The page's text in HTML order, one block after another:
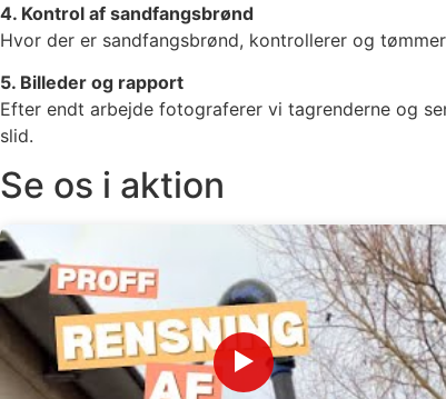
4. Kontrol af sandfangsbrønd
Hvor der er sandfangsbrønd, kontrollerer og
5. Billeder og rapport
Efter endt arbejde fotograferer vi tagrenderne og
slid.
Se os i aktion
▶